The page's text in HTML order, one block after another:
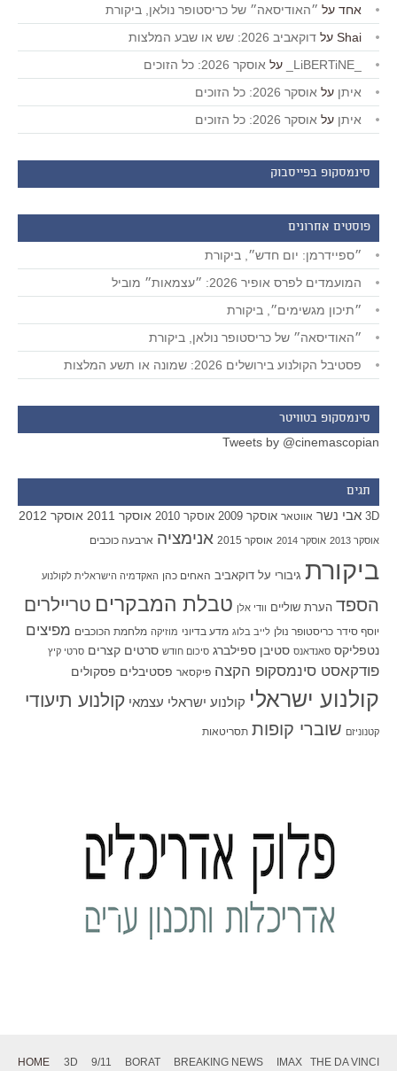
אחד על ״האודיסאה״ של כריסטופר נולאן, ביקורת
Shai על דוקאביב 2026: שש או שבע המלצות
על אוסקר 2026: כל הזוכים
איתן על אוסקר 2026: כל הזוכים
איתן על אוסקר 2026: כל הזוכים
סינמסקופ בפייסבוק
פוסטים אחרונים
״ספיידרמן: יום חדש״, ביקורת
המועמדים לפרס אופיר 2026: ״עצמאות״ מוביל
״תיכון מגשימים״, ביקורת
״האודיסאה״ של כריסטופר נולאן, ביקורת
פסטיבל הקולנוע בירושלים 2026: שמונה או תשע המלצות
סינמסקופ בטוויטר
Tweets by @cinemascopian
תגים
3D אבי נשר אווטאר אוסקר 2009 אוסקר 2010 אוסקר 2011 אוסקר 2012
אוסקר 2013 אוסקר 2014 אוסקר 2015 אנימציה ארבעה כוכבים
ביקורת גיבורי על דוקאביב האחים כהן האקדמיה הישראלית לקולנוע
הספד הערת שוליים וודי אלן טבלת המבקרים טריילרים
יוסף סידר כריסטופר נולן לייב בלוג מדע בדיוני מוזיקה מלחמת הכוכבים מפיצים
נטפליקס סאנדאנס סטיבן ספילברג סיכום חודש סרטים קצרים סרטי קיץ
פודקאסט סינמסקופ הקצה פיקסאר פסטיבלים פסקולים
קולנוע ישראלי קולנוע ישראלי עצמאי קולנוע תיעודי
קטנוניזם שוברי קופות תסריטאות
HOME 3D 9/11 BORAT BREAKING NEWS IMAX THE DA VINCI